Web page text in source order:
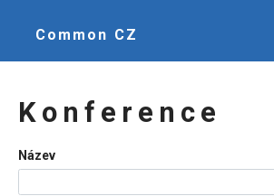
Common CZ
Konference
Název